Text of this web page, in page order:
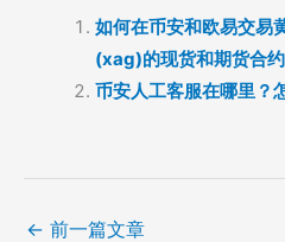
如何在币安和欧易交
(xag)的现货和期货合
币安人工客服在哪里？
← 前一篇文章